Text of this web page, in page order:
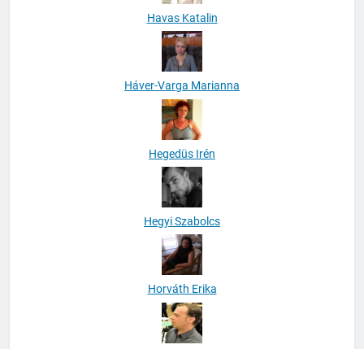
Havas Katalin
Háver-Varga Marianna
Hegedüs Irén
Hegyi Szabolcs
Horváth Erika